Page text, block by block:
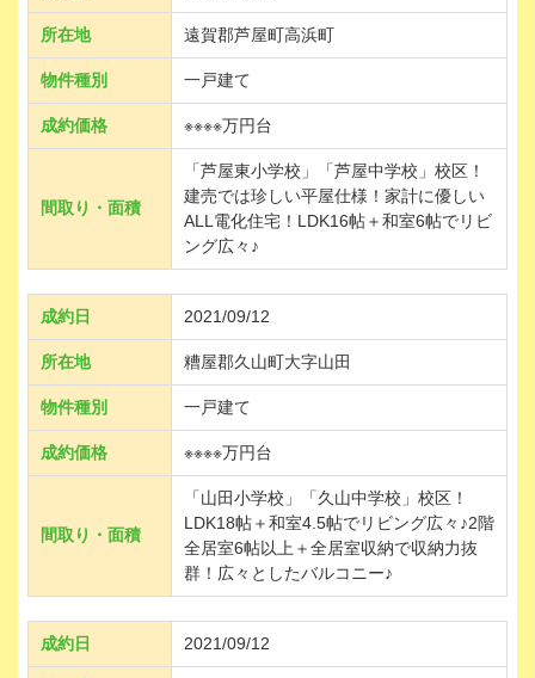
所在地 遠賀郡芦屋町高浜町
物件種別 一戸建て
成約価格 ※※※※万円台
間取り・面積
「芦屋東小学校」「芦屋中学校」校区！
建売では珍しい平屋仕様！家計に優しい
ALL電化住宅！LDK16帖＋和室6帖でリビ
ング広々♪
成約日 2021/09/12
所在地 糟屋郡久山町大字山田
物件種別 一戸建て
成約価格 ※※※※万円台
間取り・面積
「山田小学校」「久山中学校」校区！
LDK18帖＋和室4.5帖でリビング広々♪2階
全居室6帖以上＋全居室収納で収納力抜
群！広々としたバルコニー♪
成約日 2021/09/12